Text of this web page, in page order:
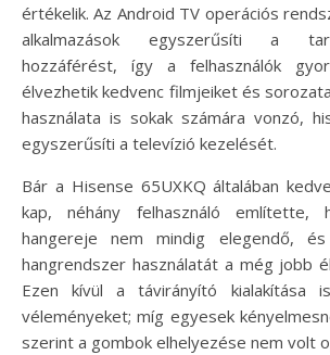
értékelik. Az Android TV operációs
alkalmazások egyszerűsíti a
hozzáférést, így a felhasználók
élvezhetik kedvenc filmjeiket és
használata is sokak számára vonzó,
egyszerűsíti a televízió kezelését.
Bár a Hisense 65UXKQ általában
kap, néhány felhasználó említette,
hangereje nem mindig elegendő,
hangrendszer használatát a még jobb
Ezen kívül a távirányító kialakítása
véleményeket; míg egyesek
szerint a gombok elhelyezése nem volt